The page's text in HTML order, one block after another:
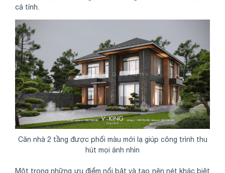
cá tính.
Căn nhà 2 tầng được phối màu mới lạ giúp công trình thu
hút mọi ánh nhìn
Một trong những ưu điểm nổi bật và tạo nên nét khác biệt